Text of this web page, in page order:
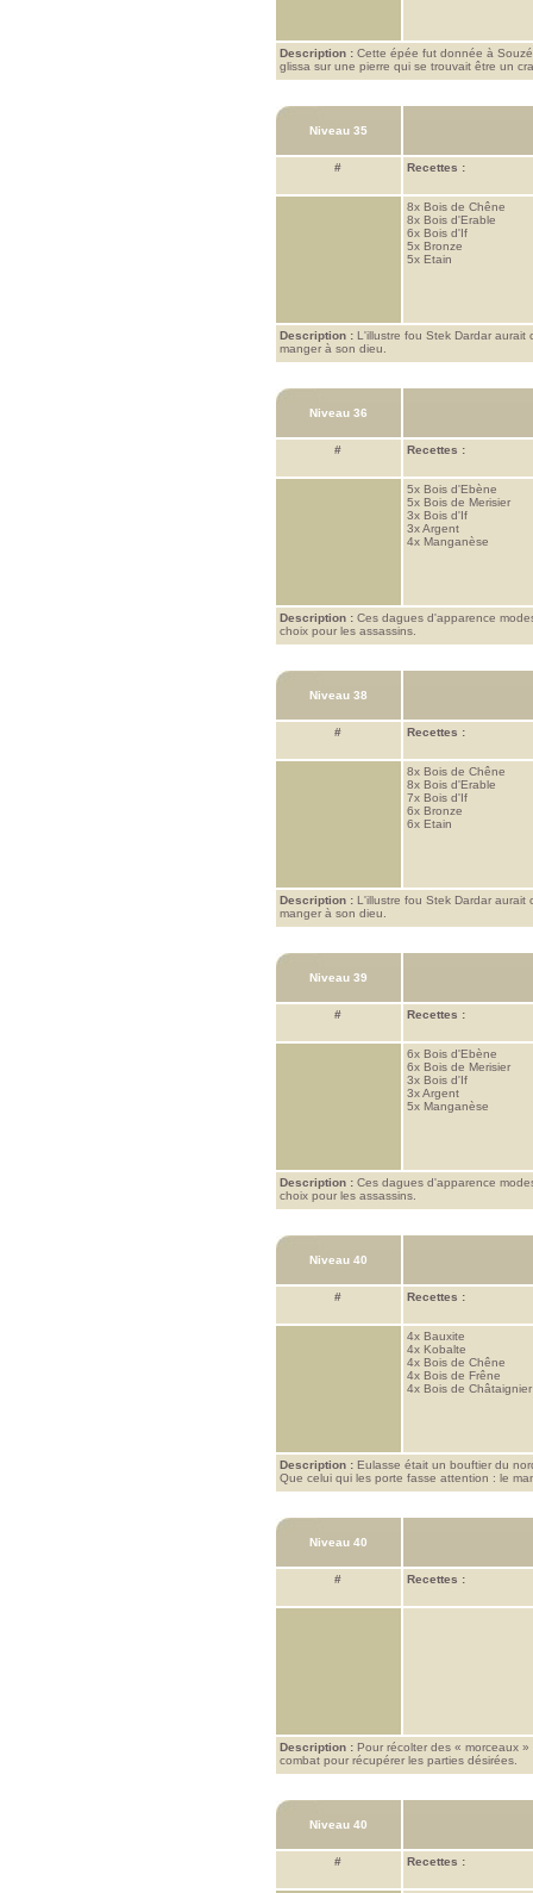
Description : Cette épée fut donnée à
glissa sur une pierre qui se trouvait être un
Niveau 35
# Recettes :
8x Bois de Chêne
8x Bois d'Erable
6x Bois d'If
5x Bronze
5x Etain
Description : L'illustre fou Stek Dardar aurait
manger à son dieu.
Niveau 36
# Recettes :
5x Bois d'Ebène
5x Bois de Merisier
3x Bois d'If
3xArgent
4x Manganèse
Description : Ces dagues d'apparence
choix pour les assassins.
Niveau 38
# Recettes :
8x Bois de Chêne
8x Bois d'Erable
7x Bois d'If
6x Bronze
6x Etain
Description : L'illustre fou Stek Dardar aurait
manger à son dieu.
Niveau 39
# Recettes :
6x Bois d'Ebène
6x Bois de Merisier
3x Bois d'If
3xArgent
5x Manganèse
Description : Ces dagues d'apparence
choix pour les assassins.
Niveau 40
# Recettes :
4x Bauxite
4x Kobalte
4x Bois de Chêne
4x Bois de Frêne
4x Bois de Châtaignier
Description : Eulasse était un bouftier du
Que celui qui les porte fasse attention : le
Niveau 40
# Recettes :
Description : Pour récolter des « morceaux
combat pour récupérer les parties désirées.
Niveau 40
# Recettes :